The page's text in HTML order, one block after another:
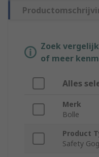
Zoek
of meer
Alles
Merk
Bolle
Product
Safety